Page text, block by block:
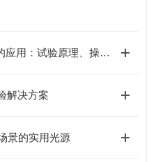
牛角膜浊度仪在BCOP试验中的应用：试验原理、操作流程及IVIS/LIS选型
解决方案
景的实用光源